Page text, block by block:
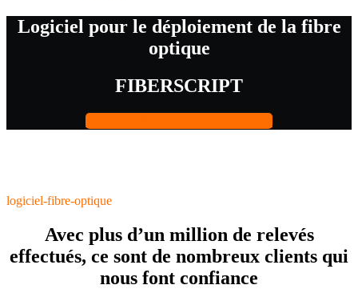
Logiciel pour le déploiement de la fibre
optique
FIBERSCRIPT
ESSAYEZ GRATUITEMENT
logiciel-fibre-optique
Avec plus d’un million de relevés
effectués, ce sont de nombreux clients qui
nous font confiance